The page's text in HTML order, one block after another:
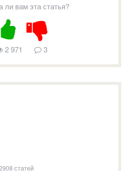
ли вам эта статья?
2 971 3
статей